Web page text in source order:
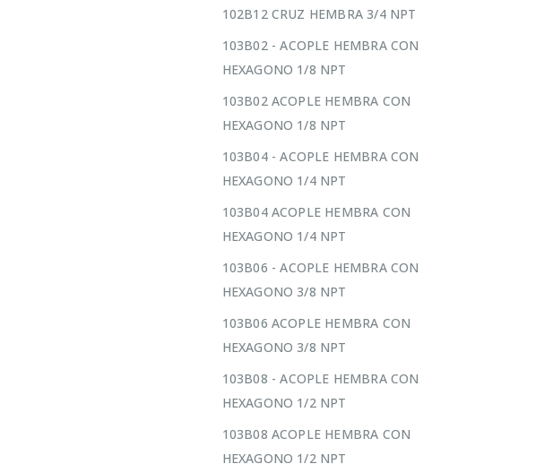
102B12 CRUZ HEMBRA 3/4 NPT
103B02 - ACOPLE HEMBRA CON
HEXAGONO 1/8 NPT
103B02 ACOPLE HEMBRA CON
HEXAGONO 1/8 NPT
103B04 - ACOPLE HEMBRA CON
HEXAGONO 1/4 NPT
103B04 ACOPLE HEMBRA CON
HEXAGONO 1/4 NPT
103B06 - ACOPLE HEMBRA CON
HEXAGONO 3/8 NPT
103B06 ACOPLE HEMBRA CON
HEXAGONO 3/8 NPT
103B08 - ACOPLE HEMBRA CON
HEXAGONO 1/2 NPT
103B08 ACOPLE HEMBRA CON
HEXAGONO 1/2 NPT